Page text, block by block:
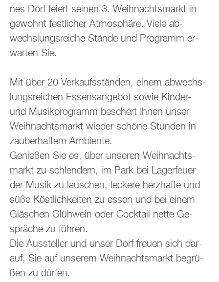
nes Dorf fei­ert sei­nen 3. Weih­nachts­markt in
ge­wohnt fest­li­cher At­mo­sphä­re. Viele ab­
wechs­lungs­rei­che Stän­de und Pro­gramm er­
war­ten Sie.
Mit über 20 Ver­kaufs­stän­den, einem ab­wechs­
lungs­rei­chen Es­sens­an­ge­bot sowie Kin­der-
und Mu­sik­pro­gramm be­schert Ihnen unser
Weih­nachts­markt wie­der schö­ne Stun­den in
zau­ber­haf­tem Am­bi­en­te.
Ge­nie­ßen Sie es, über un­se­ren Weih­nachts­
markt zu schlen­dern, im Park bei La­ger­feu­er
der Musik zu lau­schen, le­cke­re herz­haf­te und
süße Köst­lich­kei­ten zu essen und bei einem
Gläs­chen Glüh­wein oder Cock­tail nette Ge­
sprä­che zu füh­ren.
Die Aus­stel­ler und unser Dorf freu­en sich dar­
auf, Sie auf un­se­rem Weih­nachts­markt be­grü­
ßen zu dür­fen.